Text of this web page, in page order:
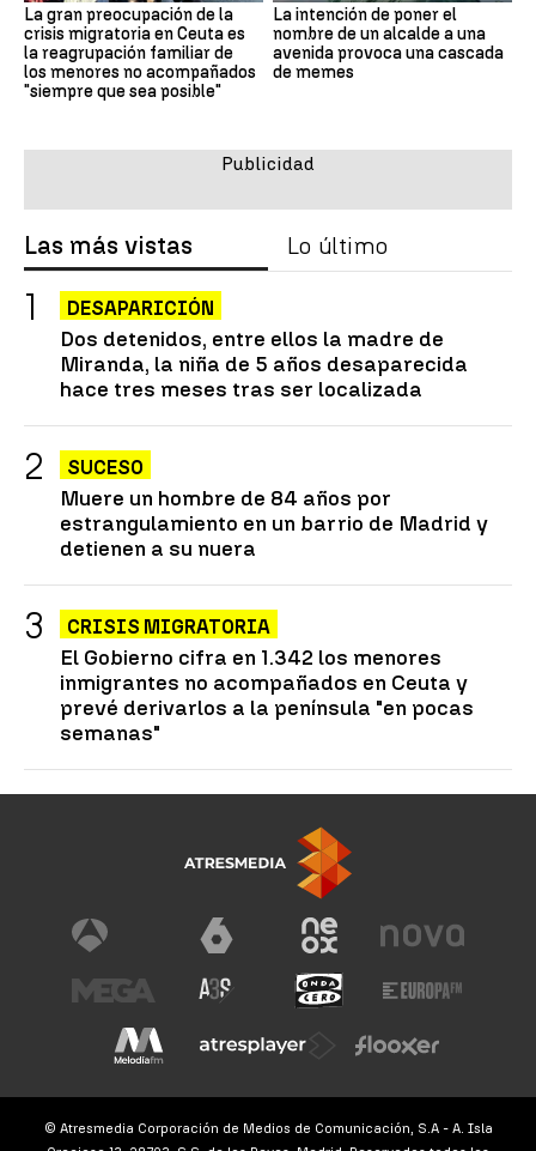
La gran preocupación de la
crisis migratoria en Ceuta es
la reagrupación familiar de
los menores no acompañados
"siempre que sea posible"
La intención de poner el
nombre de un alcalde a una
avenida provoca una cascada
de memes
Las más vistas Lo último
DESAPARICIÓN
Dos detenidos, entre ellos la madre de
Miranda, la niña de 5 años desaparecida
hace tres meses tras ser localizada
SUCESO
Muere un hombre de 84 años por
estrangulamiento en un barrio de Madrid y
detienen a su nuera
CRISIS MIGRATORIA
El Gobierno cifra en 1.342 los menores
inmigrantes no acompañados en Ceuta y
prevé derivarlos a la península "en pocas
semanas"
© Atresmedia Corporación de Medios de Comunicación, S.A - A. Isla